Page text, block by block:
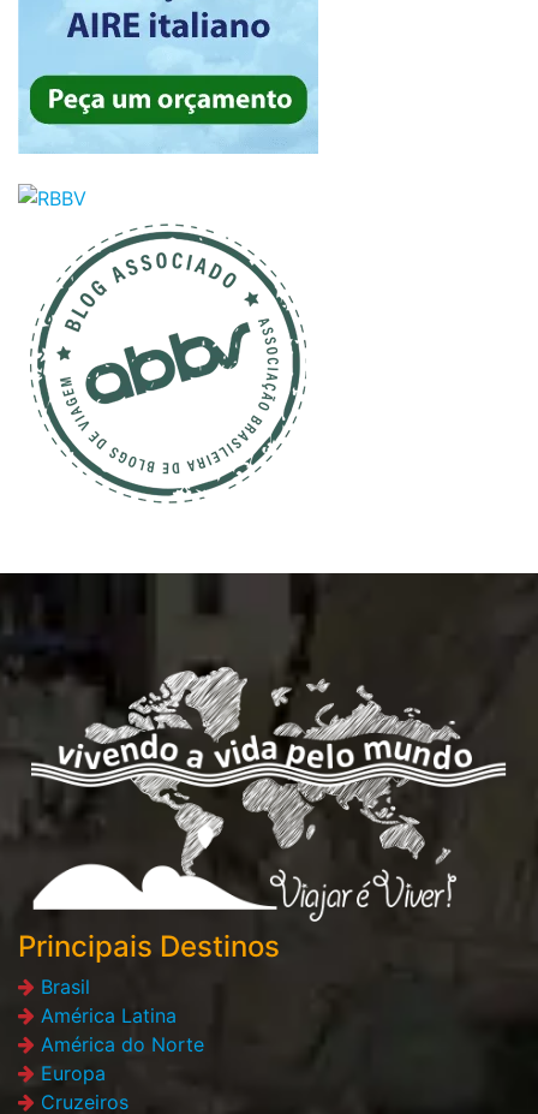
Principais Destinos
Brasil
América Latina
América do Norte
Europa
Cruzeiros